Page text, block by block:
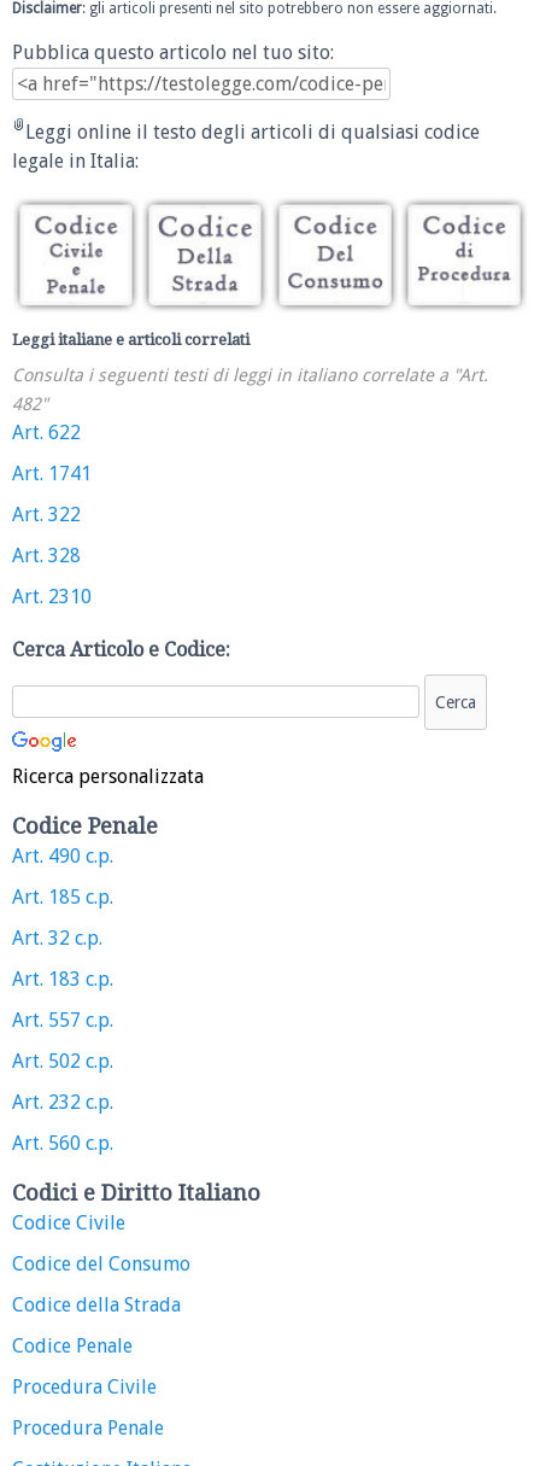
Disclaimer: gli articoli presenti nel sito potrebbero non essere aggiornati.
Pubblica questo articolo nel tuo sito:
Leggi online il testo degli articoli di qualsiasi codice
legale in Italia:
Leggi italiane e articoli correlati
Consulta i seguenti testi di leggi in italiano correlate a "Art.
482"
Art. 622
Art. 1741
Art. 322
Art. 328
Art. 2310
Cerca Articolo e Codice:
Ricerca personalizzata
Codice Penale
Art. 490 c.p.
Art. 185 c.p.
Art. 32 c.p.
Art. 183 c.p.
Art. 557 c.p.
Art. 502 c.p.
Art. 232 c.p.
Art. 560 c.p.
Codici e Diritto Italiano
Codice Civile
Codice del Consumo
Codice della Strada
Codice Penale
Procedura Civile
Procedura Penale